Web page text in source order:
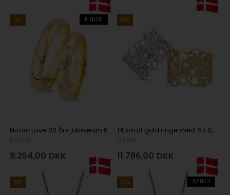
NYHED
19%
Nuran Love 20 års jubilæum 8 karat gult guld Vielsesringe med 0,05 ct diamanter wesselton si
9.254,00 DKK
19%
14 karat guld ringe med 6 x 0,02 ct diamanter og hjerter
11.786,00 DKK
19% NYHED
19%